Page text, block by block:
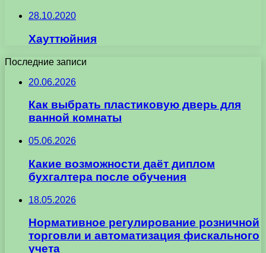
28.10.2020
Хауттюйния
Последние записи
20.06.2026
Как выбрать пластиковую дверь для
ванной комнаты
05.06.2026
Какие возможности даёт диплом
бухгалтера после обучения
18.05.2026
Нормативное регулирование розничной
торговли и автоматизация фискального
учета